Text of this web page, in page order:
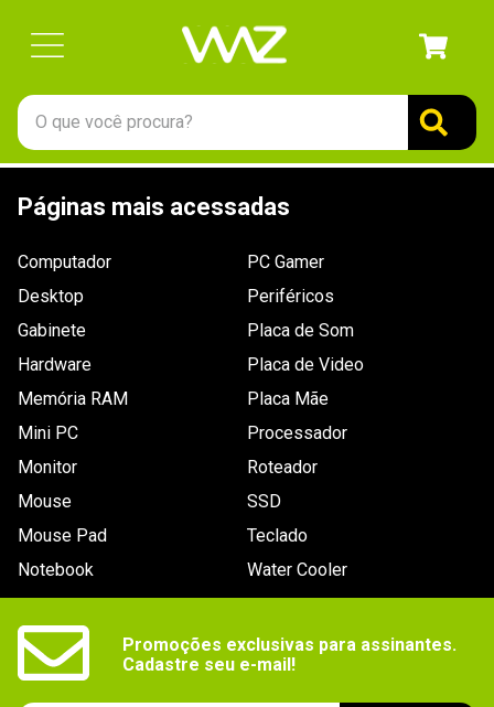
O que você procura?
Páginas mais acessadas
Computador
Desktop
Gabinete
Hardware
Memória RAM
Mini PC
Monitor
Mouse
Mouse Pad
Notebook
PC Gamer
Periféricos
Placa de Som
Placa de Video
Placa Mãe
Processador
Roteador
SSD
Teclado
Water Cooler
Promoções exclusivas para assinantes.
Cadastre seu e-mail!
1º
gabinete
teclado
ssd
openbox
mouse
jonsbo
fractal